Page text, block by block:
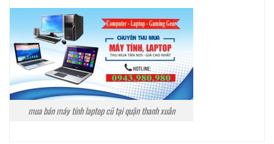
mua bán máy tính laptop cũ tại quận thanh xuân